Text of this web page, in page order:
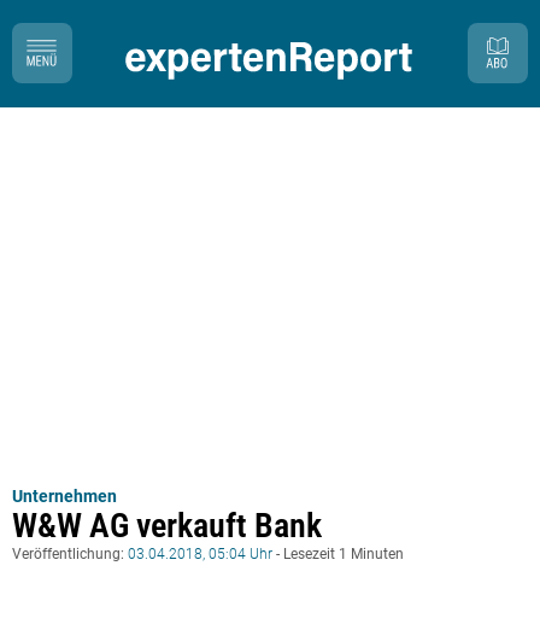
Unternehmen
W&W AG verkauft Bank
Veröffentlichung: 03.04.2018, 05:04 Uhr - Lesezeit 1 Minuten